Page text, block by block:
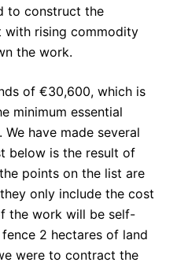
to construct the
with rising commodity
the work.
of €30,600, which is
minimum essential
have made several
below is the result of
points on the list are
only include the cost
the work will be self-
2 hectares of land
were to contract the